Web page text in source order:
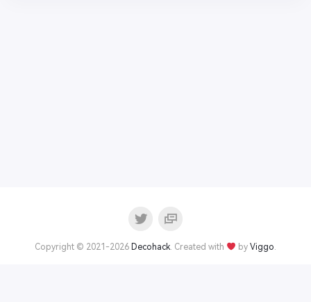
Copyright © 2021-2026 Decohack. Created with by Viggo.